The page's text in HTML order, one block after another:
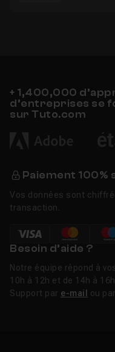
+ 1,400,000
d’entreprises se
sur Tuto.com
Paiement 100%
Vos données sont
transaction.
Besoin d’aide ?
Notre équipe répond à
10h à 12h et de 14h à 16h.
Support par e-mail ou